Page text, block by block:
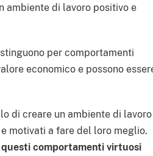
ambiente di lavoro positivo e
per comportamenti
economico e possono
di creare un ambiente di lavoro
motivati a fare del loro meglio.
comportamenti virtuosi